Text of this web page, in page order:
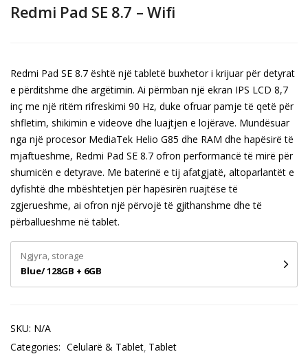
Redmi Pad SE 8.7 – Wifi
Redmi Pad SE 8.7 është një tabletë buxhetor i krijuar për detyrat
e përditshme dhe argëtimin. Ai përmban një ekran IPS LCD 8,7
inç me një ritëm rifreskimi 90 Hz, duke ofruar pamje të qetë për
shfletim, shikimin e videove dhe luajtjen e lojërave. Mundësuar
nga një procesor MediaTek Helio G85 dhe RAM dhe hapësirë ​​​​të
mjaftueshme, Redmi Pad SE 8.7 ofron performancë të mirë për
shumicën e detyrave. Me baterinë e tij afatgjatë, altoparlantët e
dyfishtë dhe mbështetjen për hapësirën ruajtëse të
zgjerueshme, ai ofron një përvojë të gjithanshme dhe të
përballueshme në tablet.
Ngjyra, storage
Blue/ 128GB + 6GB
SKU: N/A
Categories: Celularë & Tablet Tablet